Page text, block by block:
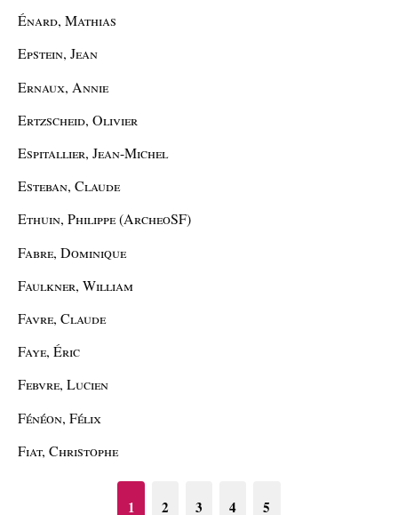
Énard, Mathias
Epstein, Jean
Ernaux, Annie
Ertzscheid, Olivier
Espitallier, Jean-Michel
Esteban, Claude
Ethuin, Philippe (ArcheoSF)
Fabre, Dominique
Faulkner, William
Favre, Claude
Faye, Éric
Febvre, Lucien
Fénéon, Félix
Fiat, Christophe
1 2 3 4 5